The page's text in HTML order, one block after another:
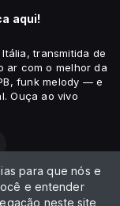
aqui!
transmitida de
ar com o melhor da
funk melody — e
Ouça ao vivo
para que nós e
e entender
neste site